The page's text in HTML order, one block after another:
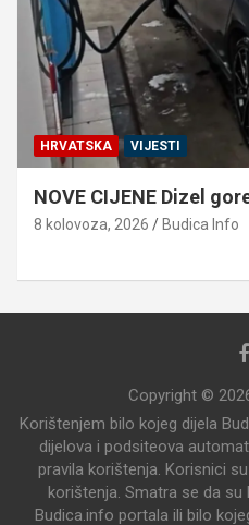
HRVATSKA VIJESTI
NOVE CIJENE Dizel
8 kolovoza, 2026 Budica Info
Copyright ©
Korištenjem bilo kojeg dijela
dijelova i podsiteova
pravila korištenja. Korisnici
korištenja. Smatra se da
Budica.info portala ili bilo